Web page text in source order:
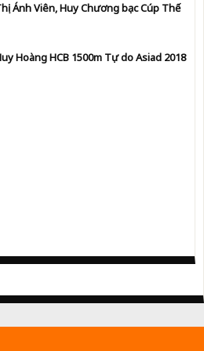
Ánh Viên, Huy Chương bạc Cúp Thế
Hoàng HCB 1500m Tự do Asiad 2018